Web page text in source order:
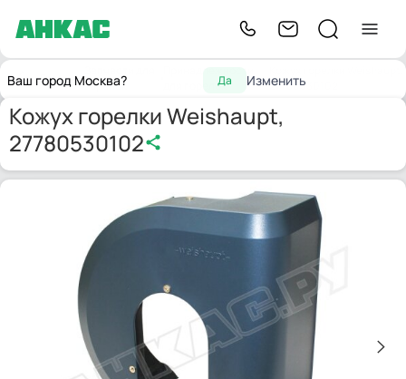
Ваш город Москва? Да Изменить
Главнаягорелок
для горелок
27780530102
Кожух горелки Weishaupt,
27780530102